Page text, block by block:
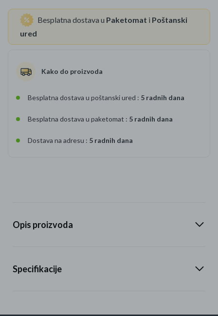
Besplatna dostava u Paketomat i Poštanski
ured
Kako do proizvoda
Besplatna dostava u poštanski ured : 5 radnih dana
Besplatna dostava u paketomat : 5 radnih dana
Dostava na adresu : 5 radnih dana
Opis proizvoda
Specifikacije